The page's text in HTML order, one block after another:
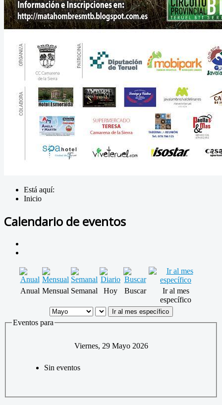
Está aquí:
Inicio
Calendario de eventos
Anual Mensual Semanal Hoy Buscar
Ir al mes
específico
Ir al mes específico
Eventos para
Viernes, 29 Mayo 2026
Sin eventos